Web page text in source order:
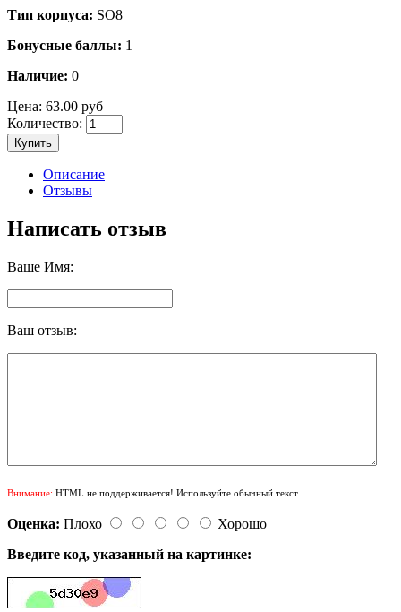
Тип корпуса: SO8
Бонусные баллы: 1
Наличие: 0
Цена: 63.00 руб
Количество:
Купить
Описание
Отзывы
Написать отзыв
Ваше Имя:
Ваш отзыв:
Внимание: HTML не поддерживается! Используйте обычный текст.
Оценка: Плохо
Хорошо
Введите код, указанный на картинке: